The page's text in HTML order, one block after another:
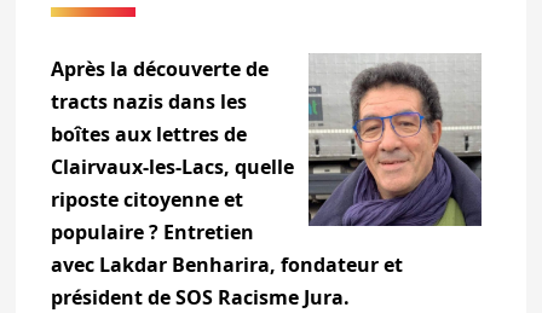
Après la découverte de
tracts nazis dans les
boîtes aux lettres de
Clairvaux-les-Lacs, quelle
riposte citoyenne et
populaire ? Entretien
avec Lakdar Benharira, fondateur et
président de SOS Racisme Jura.